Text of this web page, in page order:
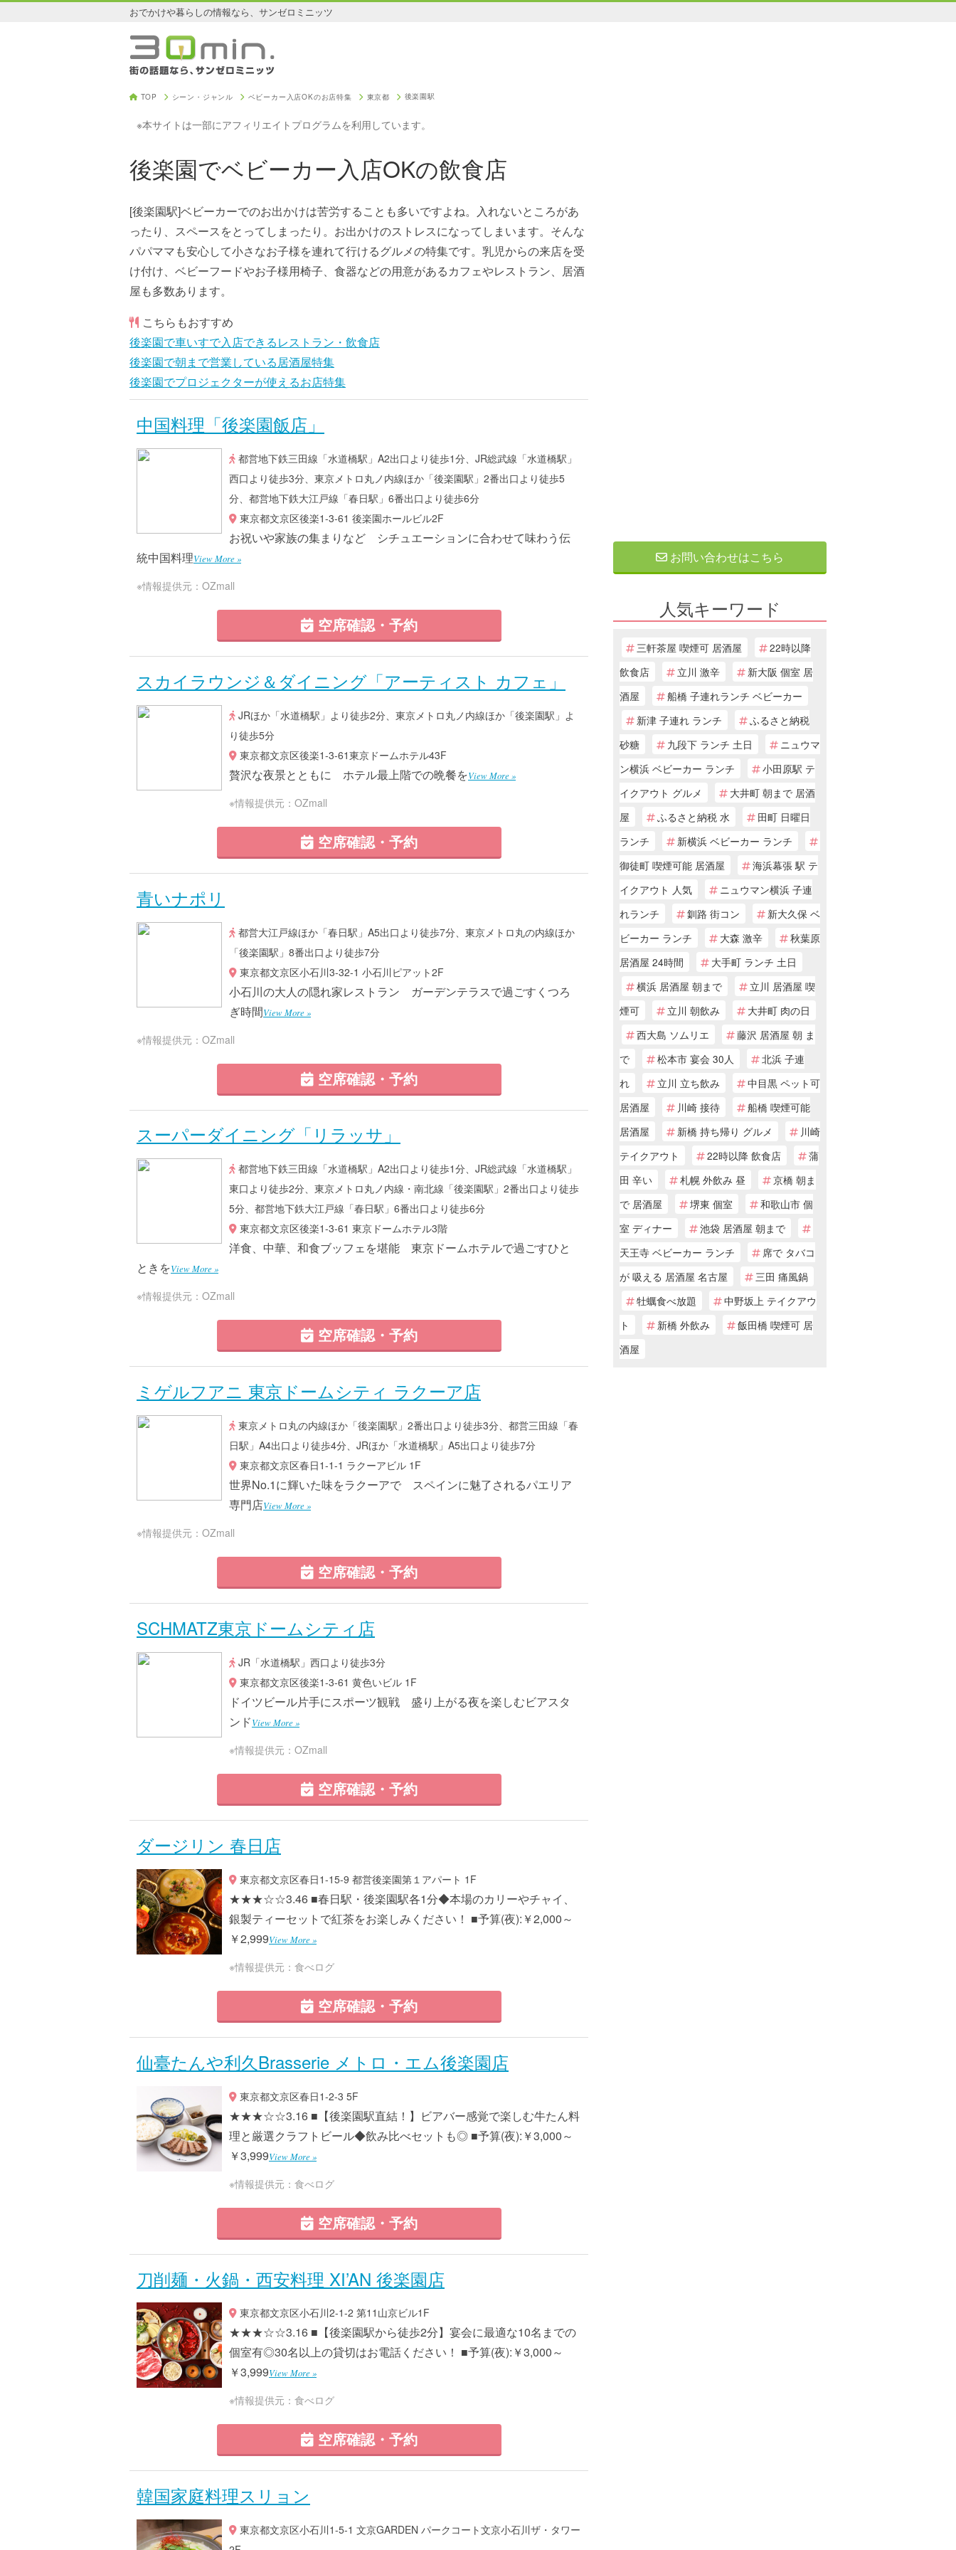
おでかけや暮らしの情報なら、サンゼロミニッツ
TOP シーン・ジャンル ベビーカー入店OKのお店特集 東京都 後楽園駅
※本サイトは一部にアフィリエイトプログラムを利用しています。
後楽園でベビーカー入店OKの飲食店
[後楽園駅]ベビーカーでのお出かけは苦労することも多いですよね。入れないところがあ
ったり、スペースをとってしまったり。お出かけのストレスになってしまいます。そんな
パパママも安心して小さなお子様を連れて行けるグルメの特集です。乳児からの来店を受
け付け、ベビーフードやお子様用椅子、食器などの用意があるカフェやレストラン、居酒
屋も多数あります。
こちらもおすすめ
後楽園で車いすで入店できるレストラン・飲食店
後楽園で朝まで営業している居酒屋特集
後楽園でプロジェクターが使えるお店特集
中国料理「後楽園飯店」
都営地下鉄三田線「水道橋駅」A2出口より徒歩1分、JR総武線「水道橋駅」
西口より徒歩3分、東京メトロ丸ノ内線ほか「後楽園駅」2番出口より徒歩5
分、都営地下鉄大江戸線「春日駅」6番出口より徒歩6分
東京都文京区後楽1-3-61 後楽園ホールビル2F
お祝いや家族の集まりなど シチュエーションに合わせて味わう伝
統中国料理View More »
※情報提供元：OZmall
空席確認・予約
スカイラウンジ＆ダイニング「アーティスト カフェ」
JRほか「水道橋駅」より徒歩2分、東京メトロ丸ノ内線ほか「後楽園駅」よ
り徒歩5分
東京都文京区後楽1-3-61東京ドームホテル43F
贅沢な夜景とともに ホテル最上階での晩餐をView More »
※情報提供元：OZmall
空席確認・予約
青いナポリ
都営大江戸線ほか「春日駅」A5出口より徒歩7分、東京メトロ丸の内線ほか
「後楽園駅」8番出口より徒歩7分
東京都文京区小石川3-32-1 小石川ピアット2F
小石川の大人の隠れ家レストラン ガーデンテラスで過ごすくつろ
ぎ時間View More »
※情報提供元：OZmall
空席確認・予約
スーパーダイニング「リラッサ」
都営地下鉄三田線「水道橋駅」A2出口より徒歩1分、JR総武線「水道橋駅」
東口より徒歩2分、東京メトロ丸ノ内線・南北線「後楽園駅」2番出口より徒歩
5分、都営地下鉄大江戸線「春日駅」6番出口より徒歩6分
東京都文京区後楽1-3-61 東京ドームホテル3階
洋食、中華、和食ブッフェを堪能 東京ドームホテルで過ごすひと
ときをView More »
※情報提供元：OZmall
空席確認・予約
ミゲルフアニ 東京ドームシティ ラクーア店
東京メトロ丸の内線ほか「後楽園駅」2番出口より徒歩3分、都営三田線「春
日駅」A4出口より徒歩4分、JRほか「水道橋駅」A5出口より徒歩7分
東京都文京区春日1-1-1 ラクーアビル 1F
世界No.1に輝いた味をラクーアで スペインに魅了されるパエリア
専門店View More »
※情報提供元：OZmall
空席確認・予約
SCHMATZ東京ドームシティ店
JR「水道橋駅」西口より徒歩3分
東京都文京区後楽1-3-61 黄色いビル 1F
ドイツビール片手にスポーツ観戦 盛り上がる夜を楽しむビアスタ
ンドView More »
※情報提供元：OZmall
空席確認・予約
ダージリン 春日店
東京都文京区春日1-15-9 都営後楽園第１アパート 1F
★★★☆☆3.46 ■春日駅・後楽園駅各1分◆本場のカリーやチャイ、
銀製ティーセットで紅茶をお楽しみください！ ■予算(夜):￥2,000～
￥2,999View More »
※情報提供元：食べログ
空席確認・予約
仙臺たんや利久Brasserie メトロ・エム後楽園店
東京都文京区春日1-2-3 5F
★★★☆☆3.16 ■【後楽園駅直結！】ビアバー感覚で楽しむ牛たん料
理と厳選クラフトビール◆飲み比べセットも◎ ■予算(夜):￥3,000～
￥3,999View More »
※情報提供元：食べログ
空席確認・予約
刀削麺・火鍋・西安料理 XI’AN 後楽園店
東京都文京区小石川2-1-2 第11山京ビル1F
★★★☆☆3.16 ■【後楽園駅から徒歩2分】宴会に最適な10名までの
個室有◎30名以上の貸切はお電話ください！ ■予算(夜):￥3,000～
￥3,999View More »
※情報提供元：食べログ
空席確認・予約
韓国家庭料理スリョン
東京都文京区小石川1-5-1 文京GARDEN パークコート文京小石川ザ・タワー
お問い合わせはこちら
人気キーワード
三軒茶屋 喫煙可 居酒屋
22時以降
飲食店
立川 激辛
新大阪 個室 居
酒屋
船橋 子連れランチ ベビーカー
新津 子連れ ランチ
ふるさと納税
砂糖
九段下 ランチ 土日
ニュウマ
ン横浜 ベビーカー ランチ
小田原駅 テ
イクアウト グルメ
大井町 朝まで 居酒
屋
ふるさと納税 水
田町 日曜日
ランチ
新横浜 ベビーカー ランチ
御徒町 喫煙可能 居酒屋
海浜幕張 駅 テ
イクアウト 人気
ニュウマン横浜 子連
れランチ
釧路 街コン
新大久保 ベ
ビーカー ランチ
大森 激辛
秋葉原
居酒屋 24時間
大手町 ランチ 土日
横浜 居酒屋 朝まで
立川 居酒屋 喫
煙可
立川 朝飲み
大井町 肉の日
西大島 ソムリエ
藤沢 居酒屋 朝 ま
で
松本市 宴会 30人
北浜 子連
れ
立川 立ち飲み
中目黒 ペット可
居酒屋
川崎 接待
船橋 喫煙可能
居酒屋
新橋 持ち帰り グルメ
川崎
テイクアウト
22時以降 飲食店
蒲
田 辛い
札幌 外飲み 昼
京橋 朝ま
で 居酒屋
堺東 個室
和歌山市 個
室 ディナー
池袋 居酒屋 朝まで
天王寺 ベビーカー ランチ
席で タバコ
が 吸える 居酒屋 名古屋
三田 痛風鍋
牡蠣食べ放題
中野坂上 テイクアウ
ト
新橋 外飲み
飯田橋 喫煙可 居
酒屋